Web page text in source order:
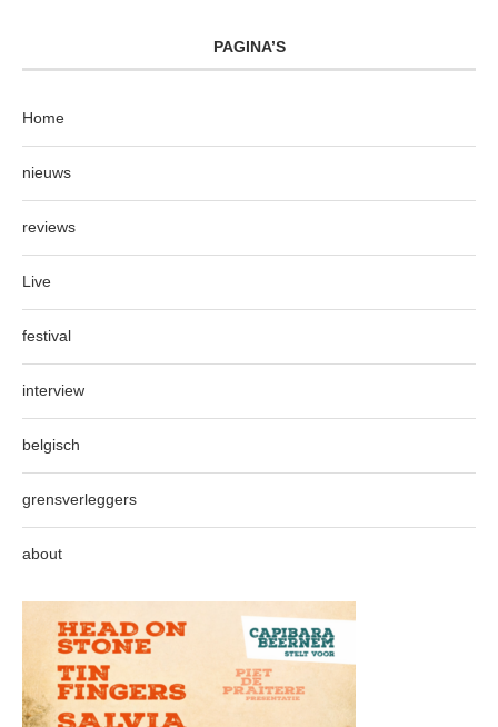
PAGINA’S
Home
nieuws
reviews
Live
festival
interview
belgisch
grensverleggers
about